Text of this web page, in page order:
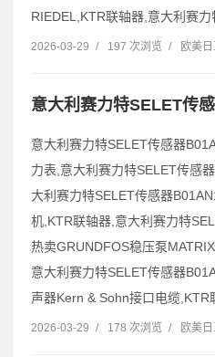
RIEDEL,KTR联轴器,意大利赛力
2026-03-29 / 197 次浏览 / 欧美
意大利赛力特SELET传
意大利赛力特SELET传感器
力表,意大利赛力特SELET传感
大利赛力特SELET传感器
机,KTR联轴器,意大利赛力特
热卖GRUNDFOS稳压泵
意大利赛力特SELET传感器
声器Kern & Sohn接口电缆,KTR
2026-03-29 / 178 次浏览 / 欧美